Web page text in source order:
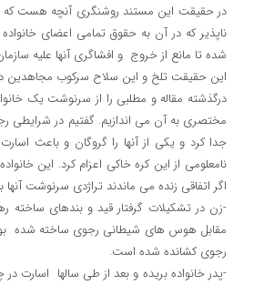
در حقیقت این مستند روشنگری آنچه هست که بر
ناپذیر که در آن به حقوق تمامی اعضای
شده تا مانع از خروج و افشاگری آنها علیه
این حقیقت تلخ و این سلاح سرکوب مجاهدین
درگذشته مقاله و مطلبی را از سرنوشت یک
مختصری به آن می اندازیم. گفتیم در شرایطی
جدا کرد و یکی از آنها را گروگان و باعث
نامعلومی از این کره خاکی اعزام کرد. این
اگر اتفاقی زنده می ماندند تراژدی سرنوشت
-زن در تشکیلات گرفتار قید و بندهای
مقابل هوس های شیطانی رجوی ساخته شده
رجوی کشانده شده است.
-پدر خانواده بریده و بعد از طی سالها اسارت